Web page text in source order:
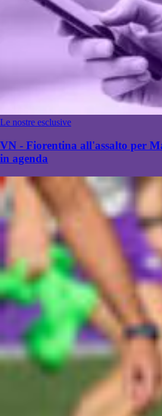
Le nostre esclusive
VN - Fiorentina all'assalto per
in agenda